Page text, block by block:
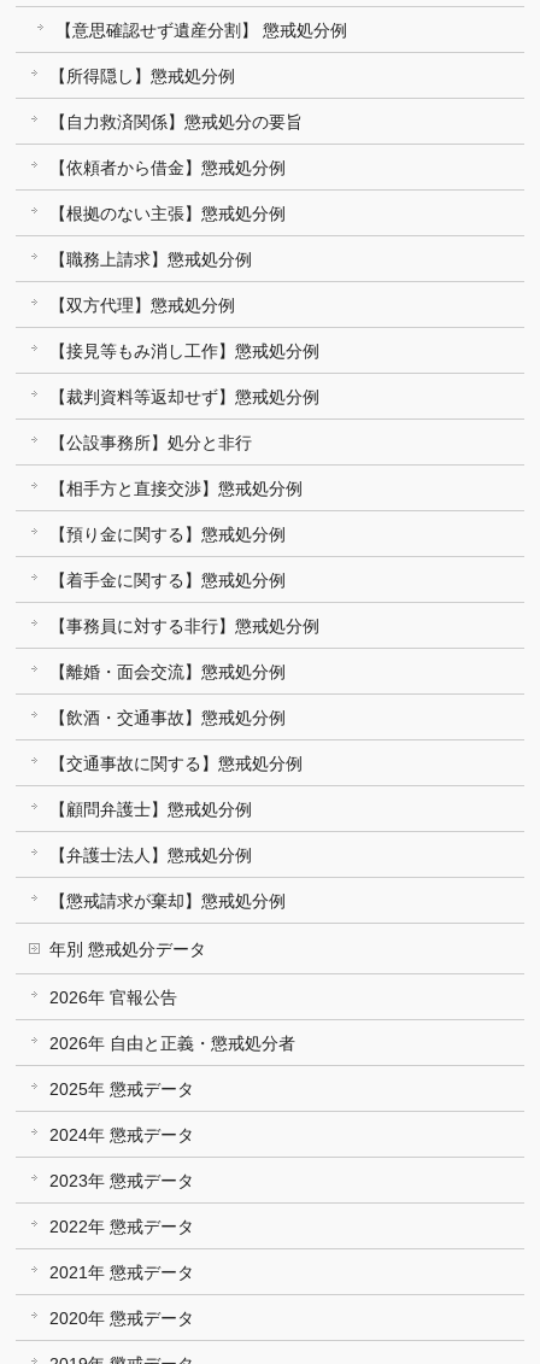
【意思確認せず遺産分割】 懲戒処分例
【所得隠し】懲戒処分例
【自力救済関係】懲戒処分の要旨
【依頼者から借金】懲戒処分例
【根拠のない主張】懲戒処分例
【職務上請求】懲戒処分例
【双方代理】懲戒処分例
【接見等もみ消し工作】懲戒処分例
【裁判資料等返却せず】懲戒処分例
【公設事務所】処分と非行
【相手方と直接交渉】懲戒処分例
【預り金に関する】懲戒処分例
【着手金に関する】懲戒処分例
【事務員に対する非行】懲戒処分例
【離婚・面会交流】懲戒処分例
【飲酒・交通事故】懲戒処分例
【交通事故に関する】懲戒処分例
【顧問弁護士】懲戒処分例
【弁護士法人】懲戒処分例
【懲戒請求が棄却】懲戒処分例
年別 懲戒処分データ
2026年 官報公告
2026年 自由と正義・懲戒処分者
2025年 懲戒データ
2024年 懲戒データ
2023年 懲戒データ
2022年 懲戒データ
2021年 懲戒データ
2020年 懲戒データ